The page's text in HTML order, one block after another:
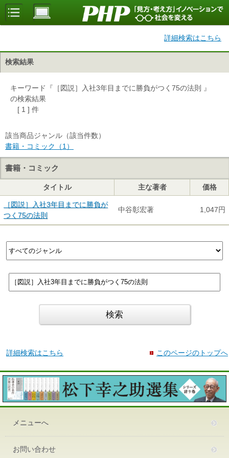
詳細検索はこちら
検索結果
キーワード『［図説］入社3年目までに勝負がつく75の法則 』
の検索結果
[ 1 ] 件
該当商品ジャンル（該当件数）
書籍・コミック（1）
書籍・コミック
タイトル 主な著者 価格
［図説］入社3年目までに勝負が
つく75の法則
中谷彰宏著 1,047円
詳細検索はこちら このページのトップへ
メニューへ
お問い合わせ